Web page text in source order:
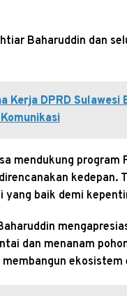
Baharuddin dan
Kerja DPRD
mendukung program
kedepan.
yang baik demi
dan menanam